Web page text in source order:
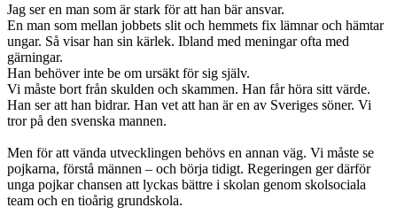
Jag ser en man som är stark för att han bär ansvar.
En man som mellan jobbets slit och hemmets fix lämnar och hämtar
ungar. Så visar han sin kärlek. Ibland med meningar ofta med
gärningar.
Han behöver inte be om ursäkt för sig själv.
Vi måste bort från skulden och skammen. Han får höra sitt värde.
Han ser att han bidrar. Han vet att han är en av Sveriges söner. Vi
tror på den svenska mannen.
Men för att vända utvecklingen behövs en annan väg. Vi måste se
pojkarna, förstå männen – och börja tidigt. Regeringen ger därför
unga pojkar chansen att lyckas bättre i skolan genom skolsociala
team och en tioårig grundskola.